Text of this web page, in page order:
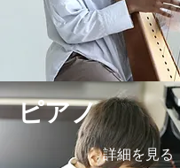
​ピアノ
詳細を見る